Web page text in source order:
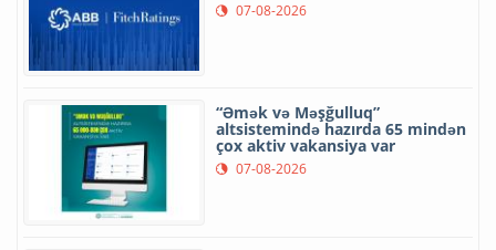
07-08-2026
“Əmək və Məşğulluq”
altsistemində hazırda 65 mindən
çox aktiv vakansiya var
07-08-2026